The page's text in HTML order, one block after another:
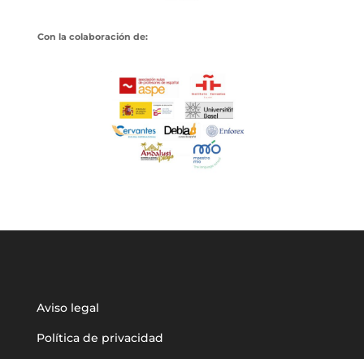
Con la colaboración de:
Aviso legal
Política de privacidad